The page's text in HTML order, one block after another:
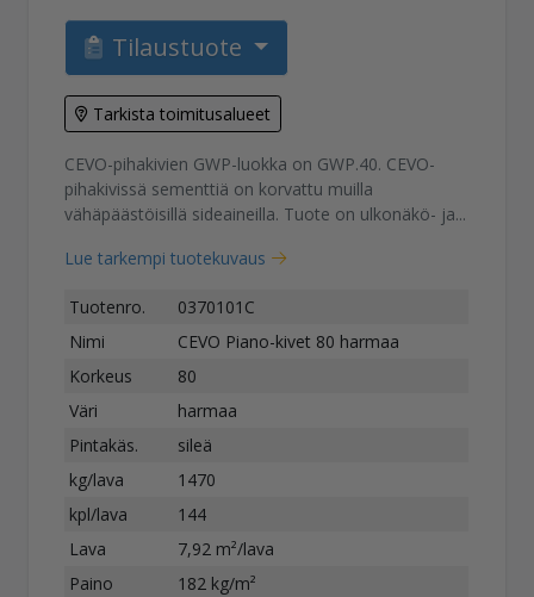
Tilaustuote
Tarkista toimitusalueet
CEVO-pihakivien GWP-luokka on GWP.40. CEVO-
pihakivissä sementtiä on korvattu muilla
vähäpäästöisillä sideaineilla. Tuote on ulkonäkö- ja...
Lue tarkempi tuotekuvaus
Tuotenro.
0370101C
Nimi
CEVO Piano-kivet 80 harmaa
Korkeus
80
Väri
harmaa
Pintakäs.
sileä
kg/lava
1470
kpl/lava
144
Lava
7,92 m²/lava
Paino
182 kg/m²